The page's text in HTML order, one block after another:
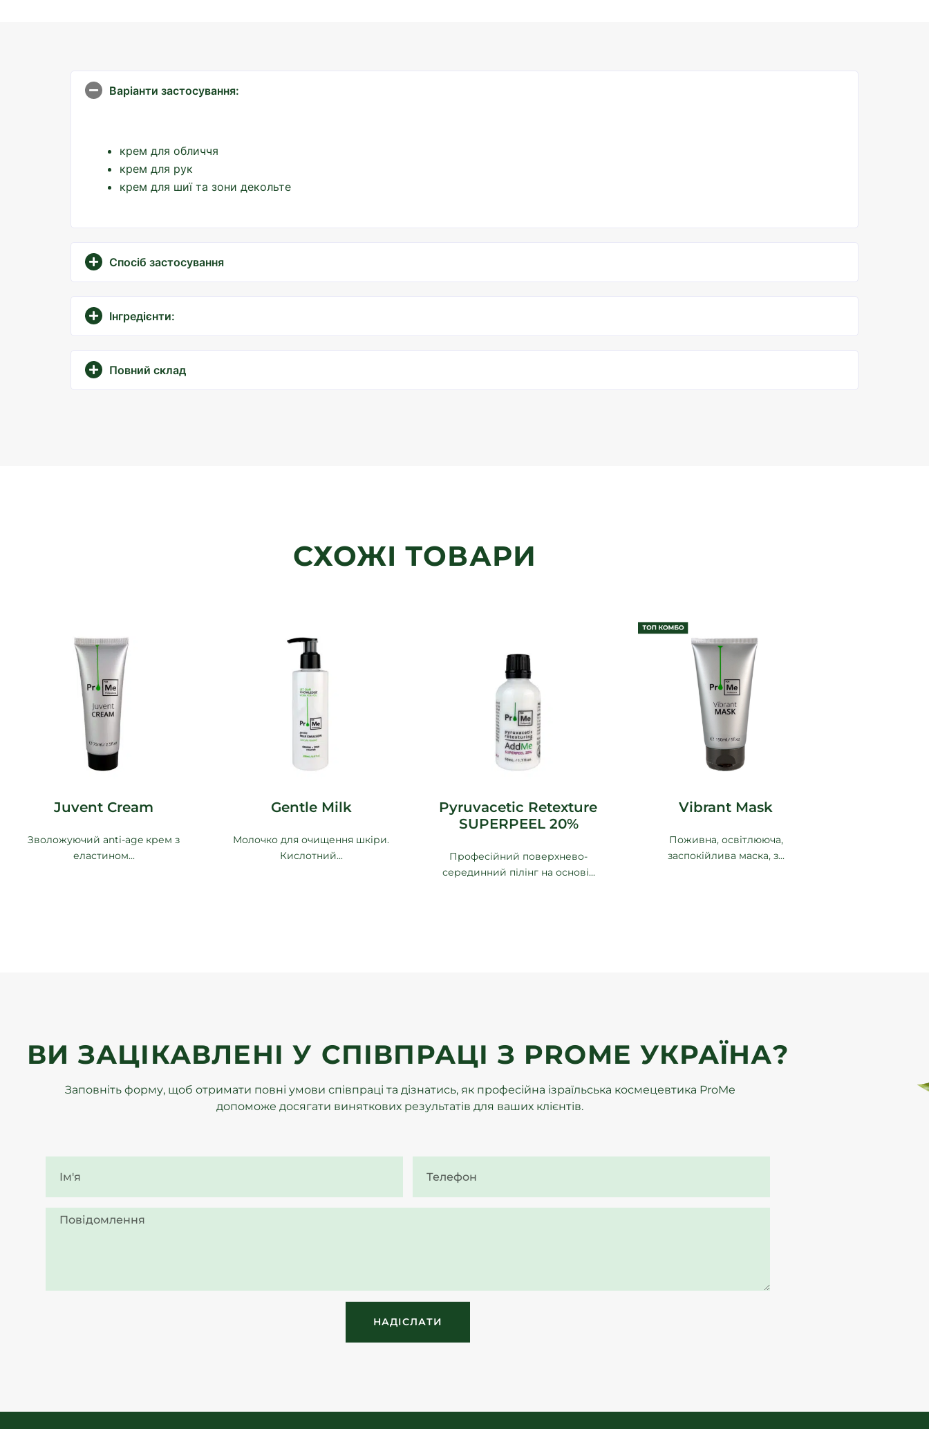
Варіанти застосування:
крем для обличчя
крем для рук
крем для шиї та зони декольте
Спосіб застосування
Інгредієнти:
Повний склад
СХОЖІ ТОВАРИ
Juvent Cream
Зволожуючий anti-age крем з
еластином...
Gentle Milk
Молочко для очищення шкіри.
Кислотний...
Pyruvacetic Retexturе
SUPERPEEL 20%
Професійний поверхнево-
серединний пілінг на основі...
Vibrant Mask
Поживна, освітлююча,
заспокійлива маска, з...
ВИ ЗАЦІКАВЛЕНІ У СПІВПРАЦІ З PROME УКРАЇНА?
Заповніть форму, щоб отримати повні умови співпраці та дізнатись, як професійна ізраїльська космецевтика ProMe
допоможе досягати виняткових результатів для ваших клієнтів.
НАДІСЛАТИ